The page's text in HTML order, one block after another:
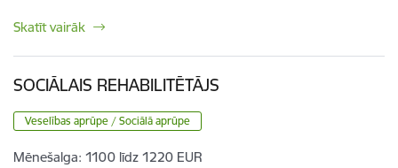
Skatīt vairāk
SOCIĀLAIS REHABILITĒTĀJS
Veselības aprūpe / Sociālā aprūpe
Mēnešalga: 1100 līdz 1220 EUR